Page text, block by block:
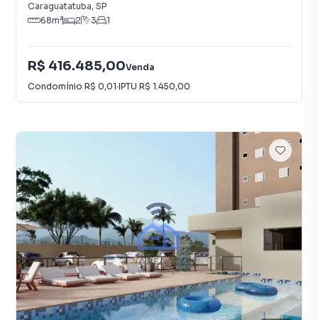
Caraguatatuba, SP
68m² 2 3 1
R$ 416.485,00Venda
Condomínio R$ 0,01·IPTU R$ 1.450,00